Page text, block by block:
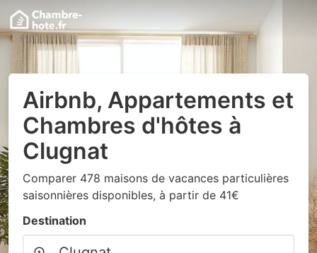
Airbnb, Appartements et
Chambres d'hôtes à
Clugnat
Comparer 478 maisons de vacances particulières
saisonnières disponibles, à partir de 41€
Destination